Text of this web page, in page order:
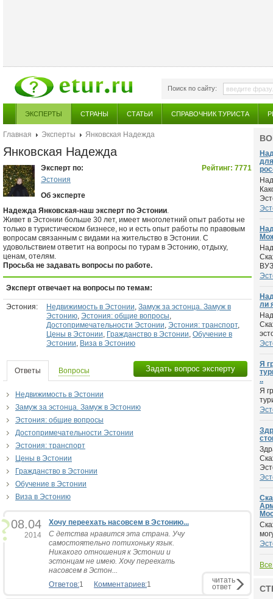
Поиск по сайту:
ЭКСПЕРТЫ СТРАНЫ СТАТЬИ СПРАВОЧНИК ТУРИСТА
Главная Эксперты Янковская Надежда
Янковская Надежда
Рейтинг: 7771
Эксперт по:
Эстония
Об эксперте
Надежда Янковская-наш эксперт по Эстонии.
Живет в Эстонии больше 30 лет, имеет многолетний опыт работы не
только в туристическом бизнесе, но и есть опыт работы по правовым
вопросам связанным с видами на жительство в Эстонии. С
удовольствием ответит на вопросы по турам в Эстонию, отдыху,
ценам, отелям.
Просьба не задавать вопросы по работе.
Эксперт отвечает на вопросы по темам:
Эстония: Недвижимость в Эстонии, Замуж за эстонца. Замуж в
Эстонию, Эстония: общие вопросы,
Достопримечательности Эстонии, Эстония: транспорт,
Цены в Эcтонии, Гражданство в Эстонии, Обучение в
Эстонии, Виза в Эстонию
Ответы Вопросы Задать вопрос эксперту
Недвижимость в Эстонии
Замуж за эстонца. Замуж в Эстонию
Эстония: общие вопросы
Достопримечательности Эстонии
Эстония: транспорт
Цены в Эcтонии
Гражданство в Эстонии
Обучение в Эстонии
Виза в Эстонию
08.04
2014
Хочу переехать насовсем в Эстонию...
С детства нравится эта страна. Учу
самостоятельно потихоньку язык.
Никакого отношения к Эстонии и
эстонцам не имею. Хочу переехать
насовсем в Эстон...
Ответов:1 Комментариев:1 читать
ответ
ли
Я
..
Я